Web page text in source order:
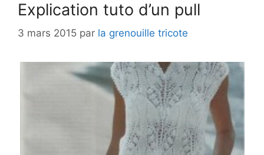
Explication tuto d’un pull
3 mars 2015 par la grenouille tricote